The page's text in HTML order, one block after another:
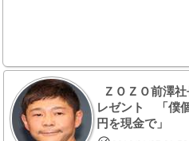
ＺＯＺＯ前澤
レゼント 「僕
円を現金で」